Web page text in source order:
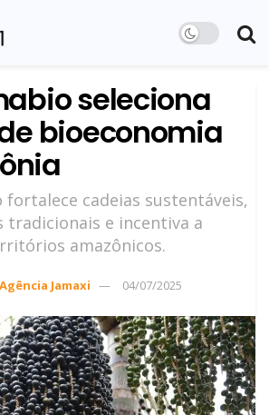
seleciona
bioeconomia
fortalece cadeias sustentáveis,
tradicionais e incentiva a
amazônicos.
Jamaxi 04/07/2025